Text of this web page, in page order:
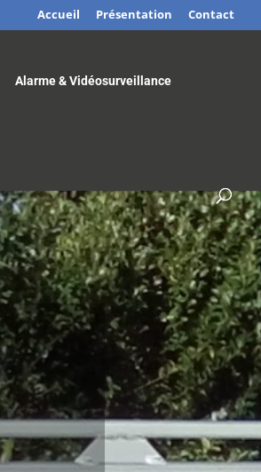
Accueil Présentation Contact
Alarme & Vidéosurveillance